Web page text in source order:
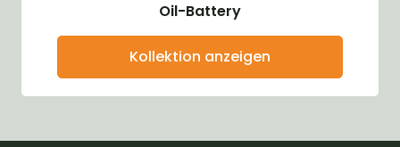
Oil-Battery
Kollektion anzeigen